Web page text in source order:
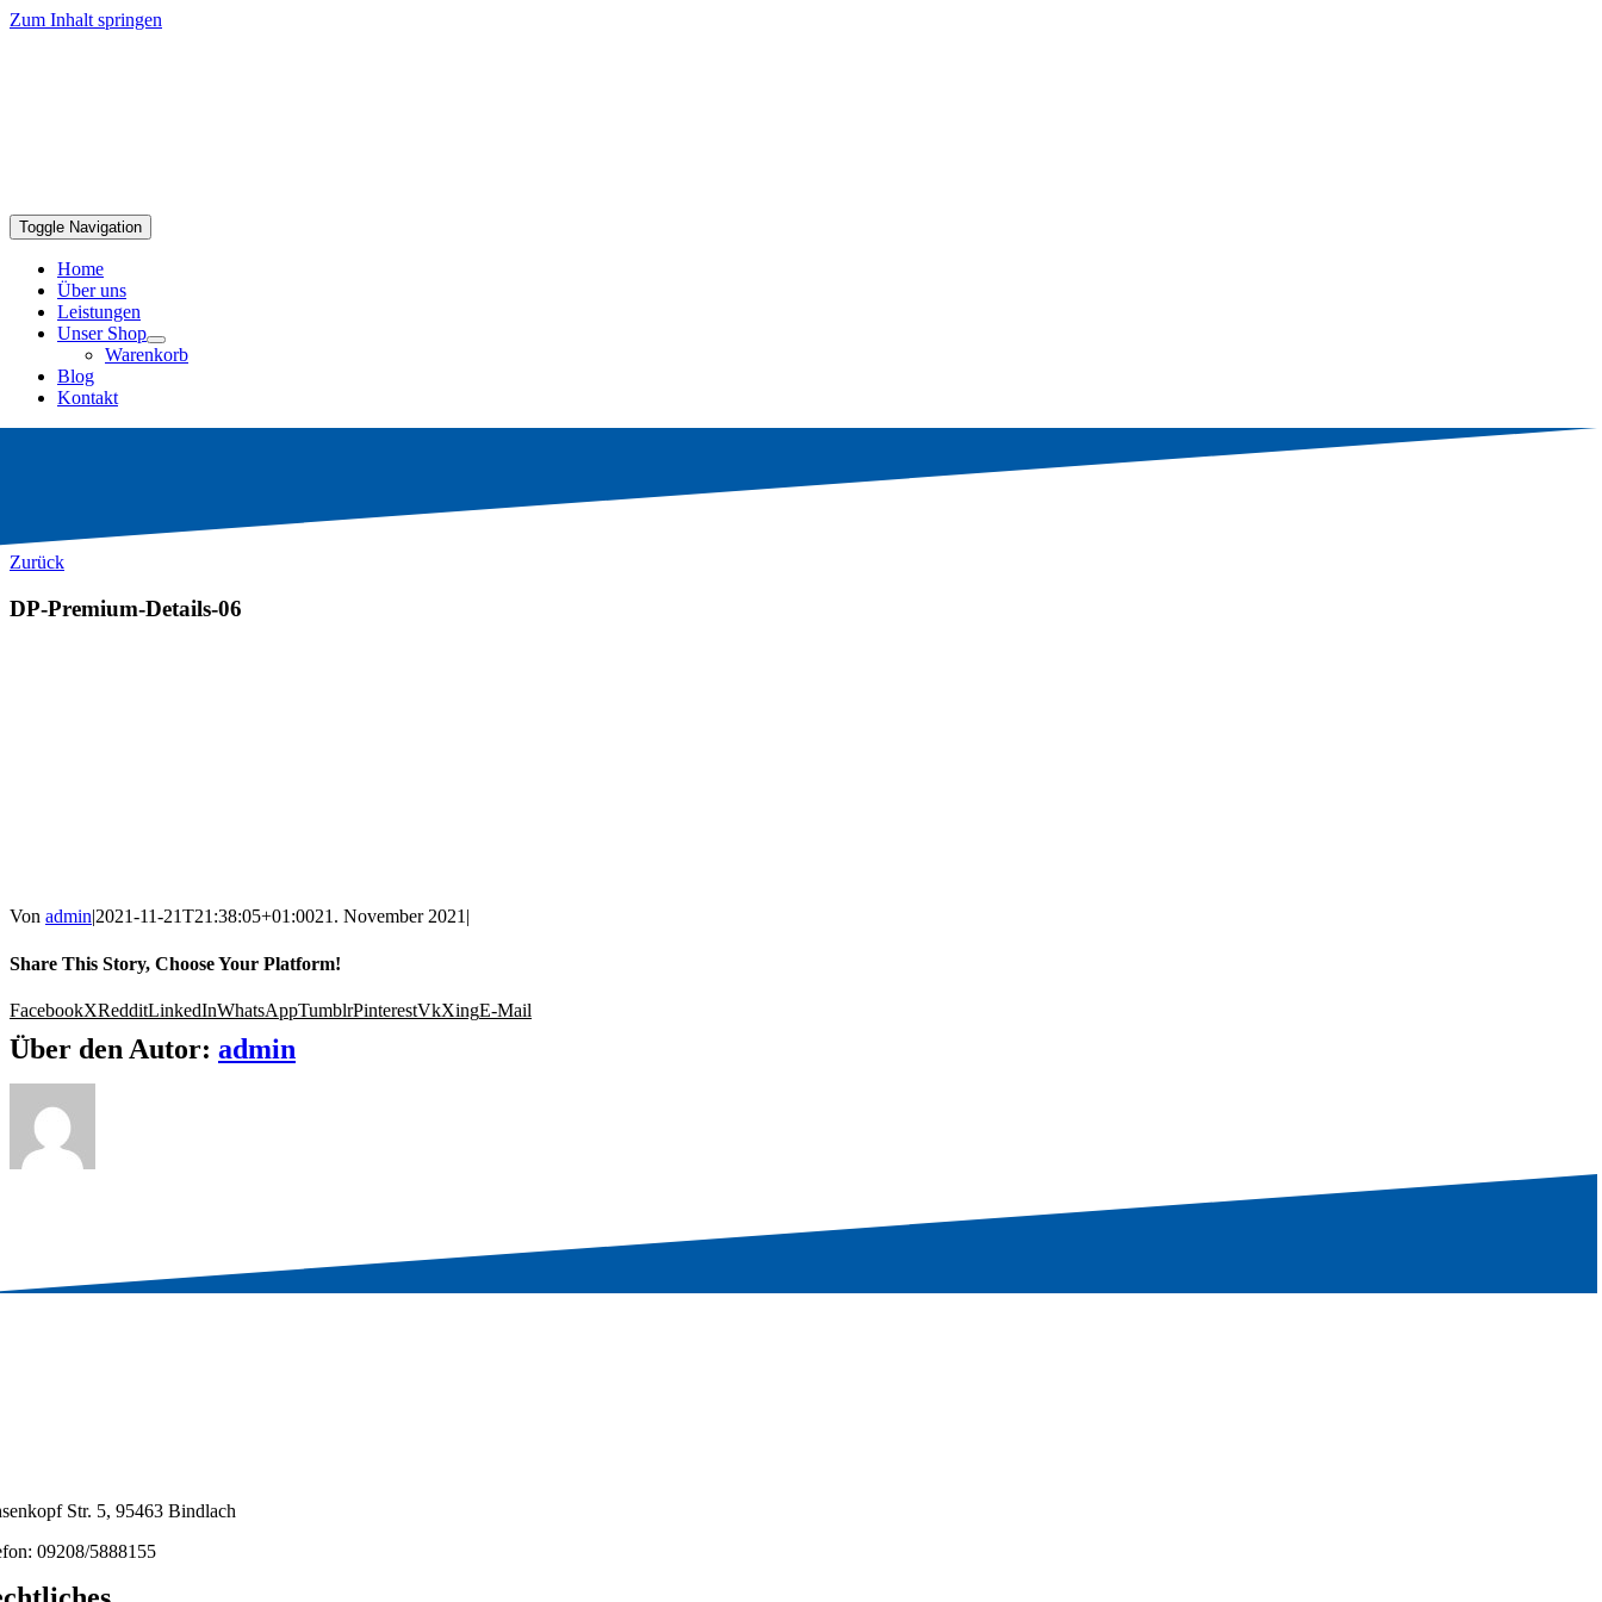
Zum Inhalt springen
Toggle Navigation
Home
Über uns
Leistungen
Unser Shop
Warenkorb
Blog
Kontakt
Zurück
DP-Premium-Details-06
Von admin|2021-11-21T21:38:05+01:0021. November 2021|
Share This Story, Choose Your Platform!
FacebookXRedditLinkedInWhatsAppTumblrPinterestVkXingE-Mail
Über den Autor: admin
Str. 5, 95463 Bindlach
09208/5888155